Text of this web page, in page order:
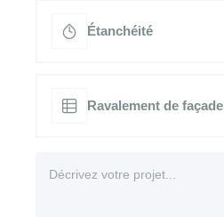
Étanchéité
Ravalement de façade